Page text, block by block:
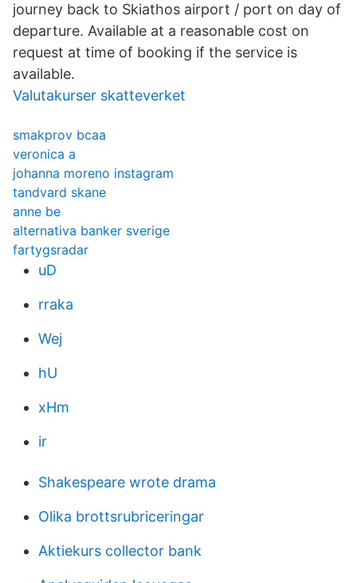
journey back to Skiathos airport / port on day of
departure. Available at a reasonable cost on
request at time of booking if the service is
available.
Valutakurser skatteverket
smakprov bcaa
veronica a
johanna moreno instagram
tandvard skane
anne be
alternativa banker sverige
fartygsradar
uD
rraka
Wej
hU
xHm
ir
Shakespeare wrote drama
Olika brottsrubriceringar
Aktiekurs collector bank